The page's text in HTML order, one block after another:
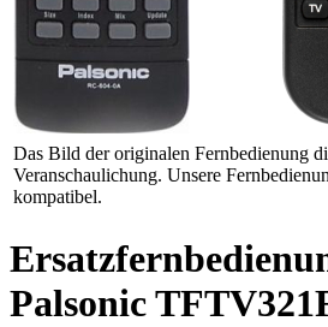
Das Bild der originalen Fernbedienung
Veranschaulichung. Unsere
kompatibel.
Palsonic